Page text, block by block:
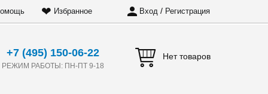
❤ Избранное Вход / Регистрация
+7 (495) 150-06-22
РЕЖИМ РАБОТЫ: ПН-ПТ 9-18
Нет товаров